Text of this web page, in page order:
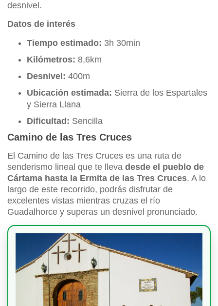
desnivel.
Datos de interés
Tiempo estimado: 3h 30min
Kilómetros: 8,6km
Desnivel: 400m
Ubicación estimada: Sierra de los Espartales
y Sierra Llana
Dificultad: Sencilla
Camino de las Tres Cruces
El Camino de las Tres Cruces es una ruta de
senderismo lineal que te lleva desde el pueblo de
Cártama hasta la Ermita de las Tres Cruces. A lo
largo de este recorrido, podrás disfrutar de
excelentes vistas mientras cruzas el río
Guadalhorce y superas un desnivel pronunciado.